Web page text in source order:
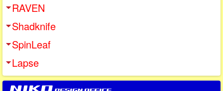
RAVEN
Shadknife
SpinLeaf
Lapse